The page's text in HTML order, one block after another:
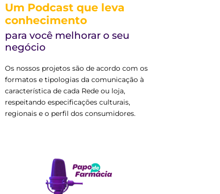
Um Podcast que leva
conhecimento
para você melhorar o seu
negócio
Os nossos projetos são de acordo com os
formatos e tipologias da comunicação à
característica de cada Rede ou loja,
respeitando especificações culturais,
regionais e o perfil dos consumidores.